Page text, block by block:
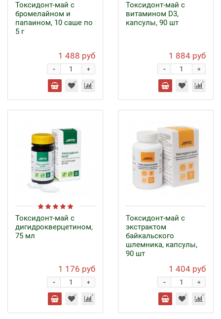
Токсидонт-май с
бромелайном и
папаином, 10 саше по
5 г
1 488 руб
+
-
Токсидонт-май с
витамином D3,
капсулы, 90 шт
1 884 руб
+
-
Токсидонт-май с
дигидрокверцетином,
75 мл
1 176 руб
+
-
Токсидонт-май с
экстрактом
байкальского
шлемника, капсулы,
90 шт
1 404 руб
+
-